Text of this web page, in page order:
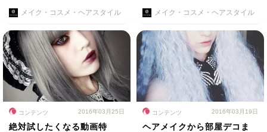
メイク・コスメ・ヘアスタイル メイク・コスメ・ヘアスタイル
コンテンツ 2016年03月25日
絶対試したくなる動画特
コンテンツ 2016年03月19日
ヘアメイクから部屋デコま